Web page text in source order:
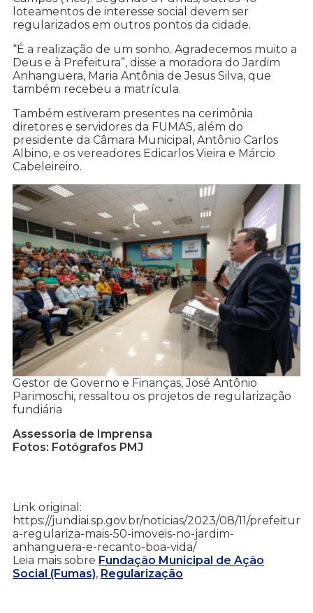
loteamentos de interesse social devem ser
regularizados em outros pontos da cidade.
“É a realização de um sonho. Agradecemos muito a
Deus e à Prefeitura”, disse a moradora do Jardim
Anhanguera, Maria Antônia de Jesus Silva, que
também recebeu a matrícula.
Também estiveram presentes na cerimônia
diretores e servidores da FUMAS, além do
presidente da Câmara Municipal, Antônio Carlos
Albino, e os vereadores Edicarlos Vieira e Márcio
Cabeleireiro.
Gestor de Governo e Finanças, José Antônio
Parimoschi, ressaltou os projetos de regularização
fundiária
Assessoria de Imprensa
Fotos: Fotógrafos PMJ
Link original:
https://jundiai.sp.gov.br/noticias/2023/08/11/prefeitur
a-regulariza-mais-50-imoveis-no-jardim-
anhanguera-e-recanto-boa-vida/
Leia mais sobre Fundação Municipal de Ação
Social (Fumas), Regularização